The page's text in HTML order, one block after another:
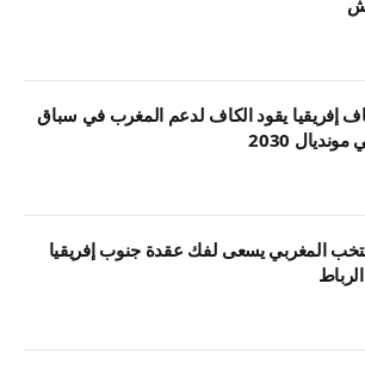
إفريقيا يقود الكاف لدعم المغرب في سباق
مونديال 2030
المغربي يسعى لفك عقدة جنوب إفريقيا